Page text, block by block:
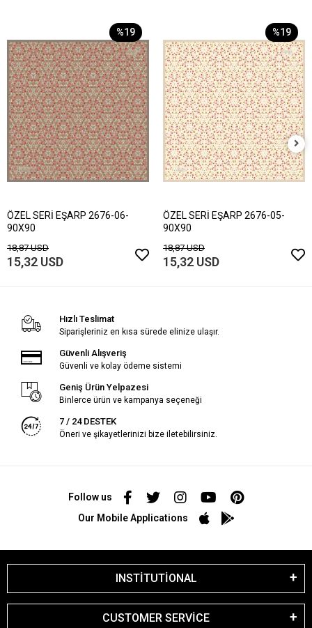
%19
ÖZEL SERİ EŞARP 2676-06-
90X90
18,87 USD
15,32 USD
%19
ÖZEL SERİ EŞARP 2676-05-
90X90
18,87 USD
15,32 USD
Hızlı Teslimat
Siparişleriniz en kısa sürede elinize ulaşır.
Güvenli Alışveriş
Güvenli ve kolay ödeme sistemi
Geniş Ürün Yelpazesi
Binlerce ürün ve kampanya seçeneği
7 / 24 DESTEK
Öneri ve şikayetlerinizi bize iletebilirsiniz.
Follow us
Our Mobile Applications
INSTİTUTİONAL
CUSTOMER SERVİCE